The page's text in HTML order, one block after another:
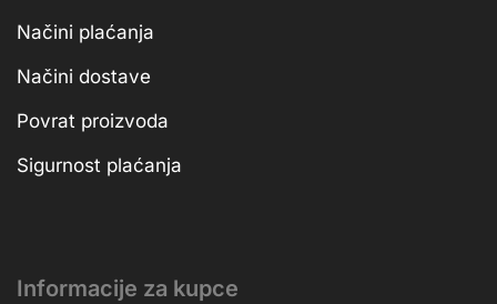
Načini plaćanja
Načini dostave
Povrat proizvoda
Sigurnost plaćanja
Informacije za kupce